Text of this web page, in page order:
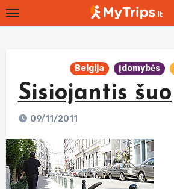
Skip
to
Belgija Įdomybės
Sisiojantis šuo
09/11/2011